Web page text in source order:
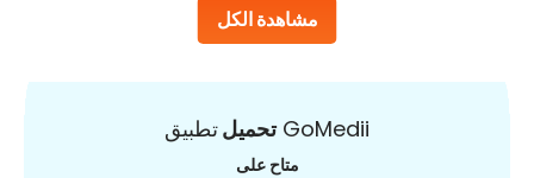
مشاهدة الكل
تحميلتطبيق GoMedii
متاح على